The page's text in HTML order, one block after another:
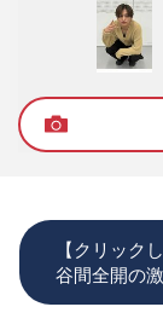
【クリック
谷間全開の